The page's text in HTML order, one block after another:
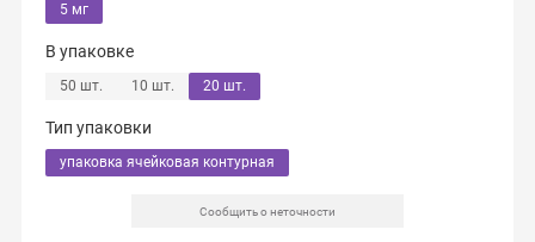
5 мг
В упаковке
50 шт. 10 шт. 20 шт.
Тип упаковки
упаковка ячейковая контурная
Сообщить о неточности